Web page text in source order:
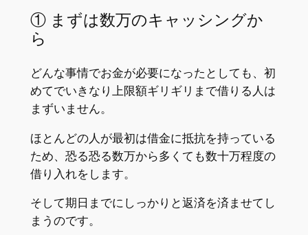
① まずは数万のキャッシングか
ら
どんな事情でお金が必要になったとしても、初
めてでいきなり上限額ギリギリまで借りる人は
まずいません。
ほとんどの人が最初は借金に抵抗を持っている
ため、恐る恐る数万から多くても数十万程度の
借り入れをします。
そして期日までにしっかりと返済を済ませてし
まうのです。